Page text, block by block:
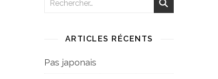
ARTICLES RÉCENTS
Pas japonais